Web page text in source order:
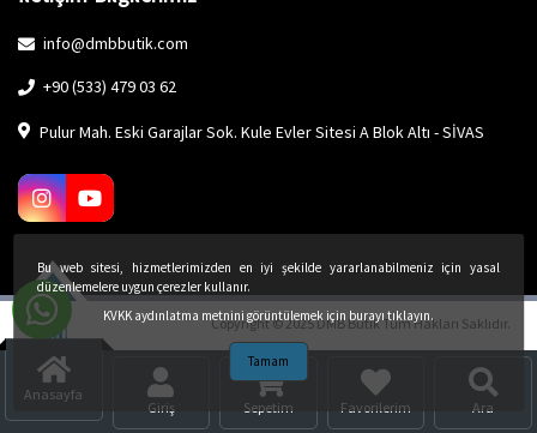
info@dmbbutik.com
+90 (533) 479 03 62
Pulur Mah. Eski Garajlar Sok. Kule Evler Sitesi A Blok Altı - SİVAS
Copyright © 2025 DMB Butik Tüm Hakları Saklıdır.
Anasayfa
Giriş Sepetim Favorilerim Ara
Bu web sitesi, hizmetlerimizden en iyi şekilde yararlanabilmeniz için yasal
düzenlemelere uygun çerezler kullanır.
KVKK aydınlatma metnini görüntülemek için burayı tıklayın.
Tamam